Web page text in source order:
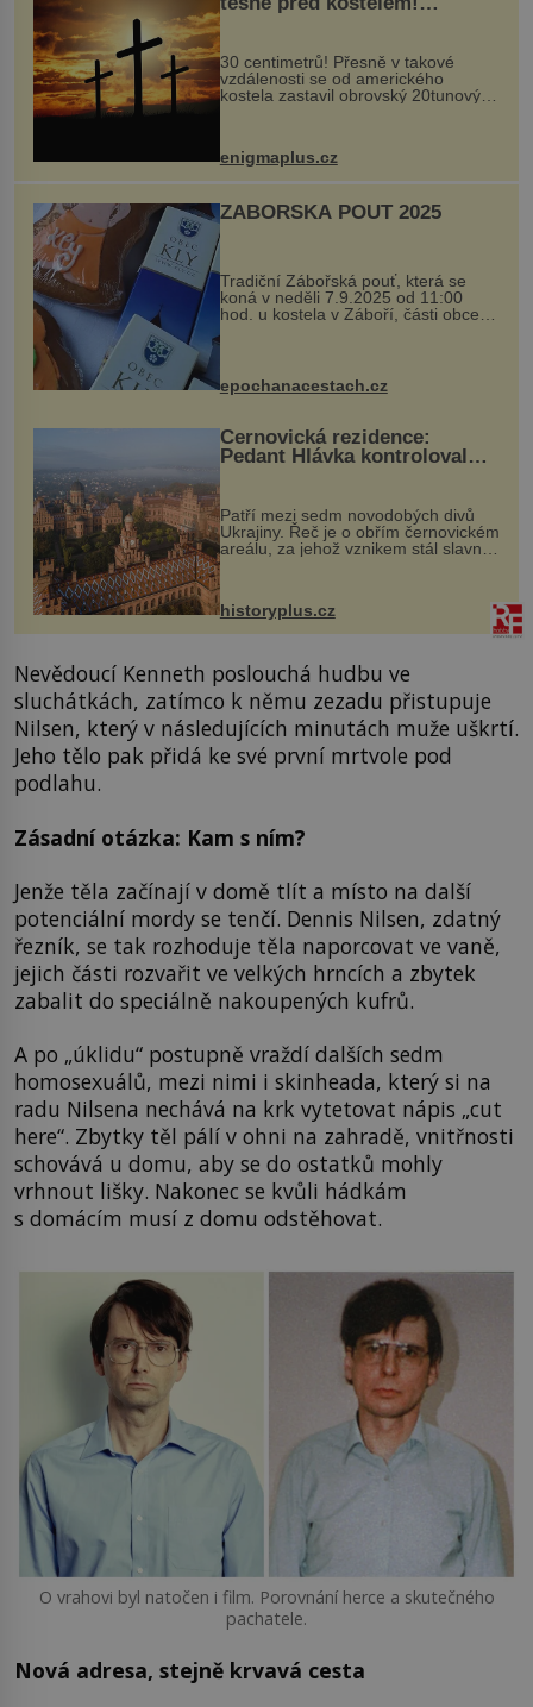
Ochránila ho boží síla?
30 centimetrů! Přesně v takové
vzdálenosti se od amerického
kostela zastavil obrovský 20tunový
...
enigmaplus.cz
ZÁBOŘSKÁ POUŤ 2025
Tradiční Zábořská pouť, která se
koná v neděli 7.9.2025 od 11:00
hod. u kostela v Záboří, části obce
Kly u Mělníka. V programu naleznete
komentovanou prohlídku kostela,
epochanacestach.cz
Černovická rezidence:
Pedant Hlávka kontroloval
Patří mezi sedm novodobých divů
Ukrajiny. Řeč je o obřím černovickém
areálu, za jehož vznikem stál slavný
český architekt Josef Hlávka. Ten si
na něm dal mimořádně záležet. Jeho
historyplus.cz
Nevědoucí Kenneth poslouchá hudbu ve
sluchátkách, zatímco k němu zezadu přistupuje
Nilsen, který v následujících minutách muže uškrtí.
Jeho tělo pak přidá ke své první mrtvole pod
podlahu.
Zásadní otázka: Kam s ním?
Jenže těla začínají v domě tlít a místo na další
potenciální mordy se tenčí. Dennis Nilsen, zdatný
řezník, se tak rozhoduje těla naporcovat ve vaně,
jejich části rozvařit ve velkých hrncích a zbytek
zabalit do speciálně nakoupených kufrů.
A po „úklidu“ postupně vraždí dalších sedm
homosexuálů, mezi nimi i skinheada, který si na
radu Nilsena nechává na krk vytetovat nápis „cut
here“. Zbytky těl pálí v ohni na zahradě, vnitřnosti
schovává u domu, aby se do ostatků mohly
vrhnout lišky. Nakonec se kvůli hádkám
s domácím musí z domu odstěhovat.
O vrahovi byl natočen i film. Porovnání herce a skutečného
pachatele.
Nová adresa, stejně krvavá cesta